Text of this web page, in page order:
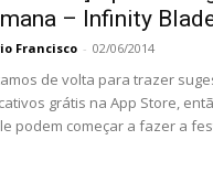
– Infinity
Francisco - 02/06/2014
de volta para trazer
grátis na App Store,
podem começar a fazer a